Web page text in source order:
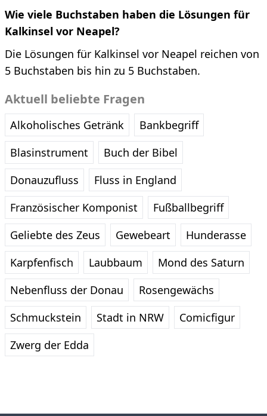
Wie viele Buchstaben haben die Lösungen für
Kalkinsel vor Neapel?
Die Lösungen für Kalkinsel vor Neapel reichen von
5 Buchstaben bis hin zu 5 Buchstaben.
Aktuell beliebte Fragen
Alkoholisches Getränk
Bankbegriff
Blasinstrument
Buch der Bibel
Donauzufluss
Fluss in England
Französischer Komponist
Fußballbegriff
Geliebte des Zeus
Gewebeart
Hunderasse
Karpfenfisch
Laubbaum
Mond des Saturn
Nebenfluss der Donau
Rosengewächs
Schmuckstein
Stadt in NRW
Comicfigur
Zwerg der Edda